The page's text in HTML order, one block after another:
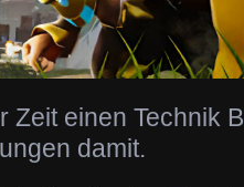
Zeit einen Technik
damit.